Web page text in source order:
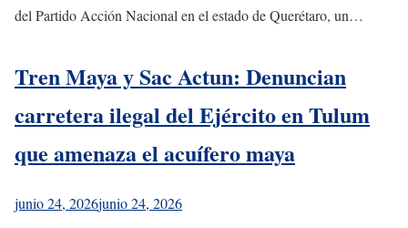
del Partido Acción Nacional en el estado de Querétaro, un…
Tren Maya y Sac Actun: Denuncian
carretera ilegal del Ejército en Tulum
que amenaza el acuífero maya
junio 24, 2026junio 24, 2026